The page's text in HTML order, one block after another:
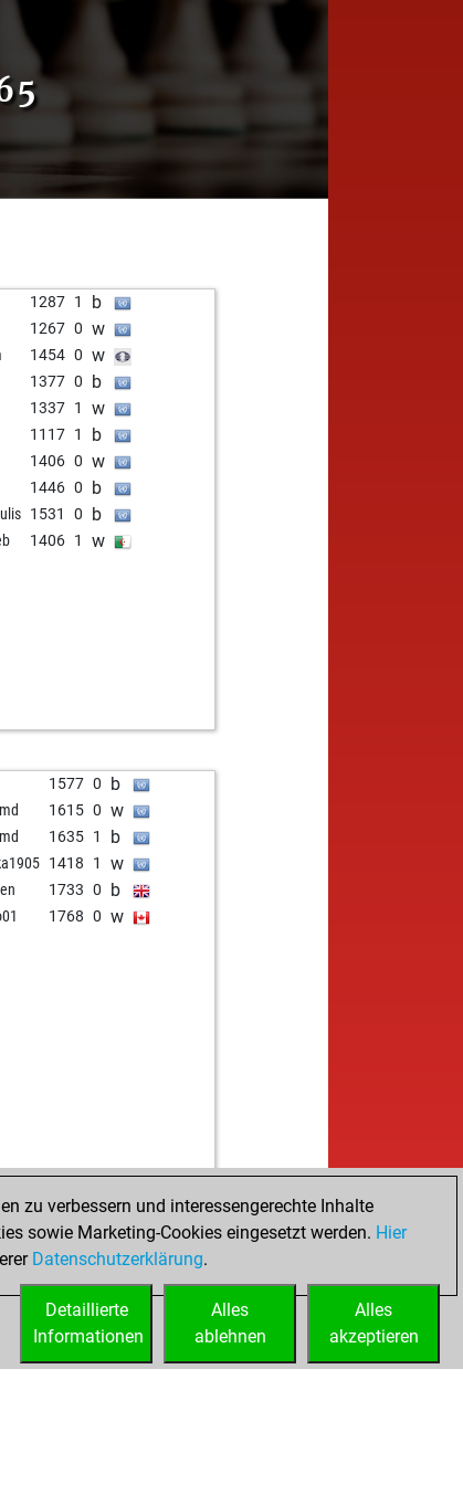
1287 1 b
1267 0 w
1454 0 w
1377 0 b
1337 1 w
1117 1 b
1406 0 w
1446 0 b
1531 0 b
1406 1 w
1577 0 b
1615 0 w
1635 1 b
1418 1 w
1733 0 b
1768 0 w
zu verbessern und interessengerechte Inhalte
sowie Marketing-Cookies eingesetzt werden. Hier
Datenschutzerklärung.
Alles
akzeptieren
Alles
ablehnen
Detaillierte
Informationen